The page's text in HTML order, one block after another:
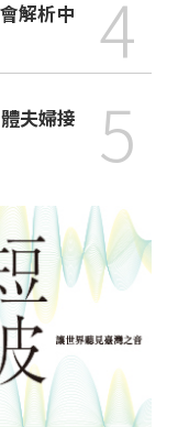
4
夫婦接
5